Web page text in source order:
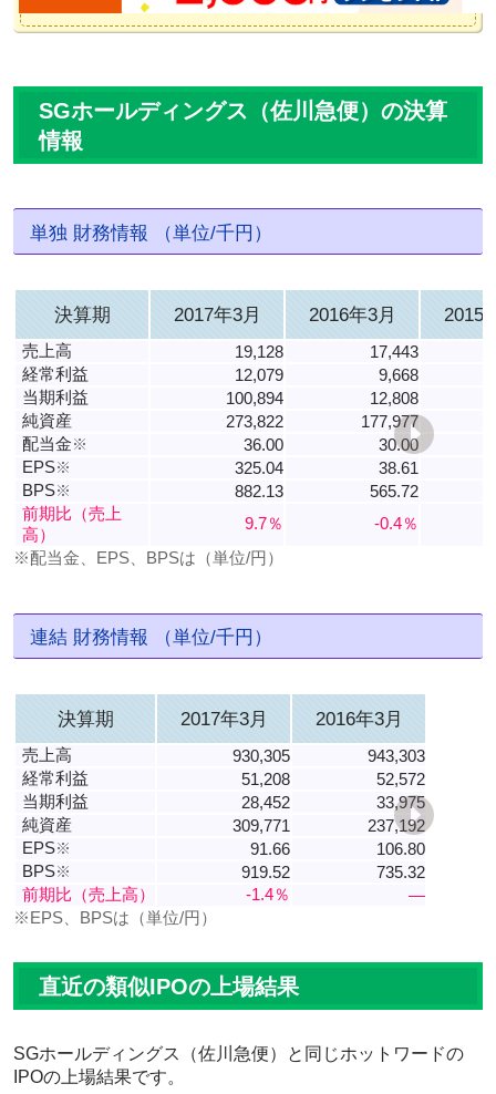
SGホールディングス（佐川急便）の決算
情報
単独 財務情報 （単位/千円）
決算期 2017年3月 2016年3月 2015
売上高 19,128
17,443
経常利益
12,079
9,668
当期利益
100,894
12,808
純資産
273,822
177,977
配当金※ 36.00
30.00
EPS※ 325.04
38.61
BPS※ 882.13 565.72
前期比（売上
高）
9.7％
-0.4％
※配当金、EPS、BPSは（単位/円）
連結 財務情報 （単位/千円）
決算期 2017年3月 2016年3月
売上高 930,305
943,303
経常利益
51,208
52,572
当期利益
28,452
33,975
純資産
309,771
237,192
EPS※ 91.66
106.80
BPS※ 919.52
735.32
前期比（売上高）
-1.4％
―
※EPS、BPSは（単位/円）
直近の類似IPOの上場結果
SGホールディングス（佐川急便）と同じホットワードの
IPOの上場結果です。